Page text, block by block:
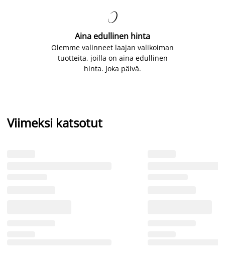

Aina edullinen hinta
Olemme valinneet laajan valikoiman
tuotteita, joilla on aina edullinen
hinta. Joka päivä.
Viimeksi katsotut